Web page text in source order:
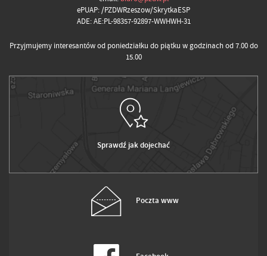
ePUAP: /PZDWRzeszow/SkrytkaESP
ADE: AE:PL-98357-92897-WWHWH-31
Przyjmujemy interesantów od poniedziałku do piątku w godzinach od 7.00 do
15.00
Sprawdź jak dojechać
Poczta www